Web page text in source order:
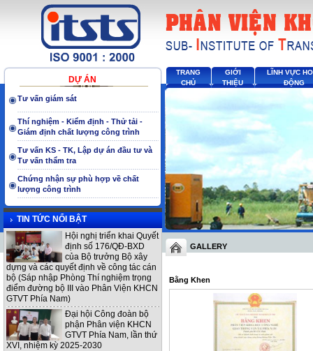
DỰ ÁN
Tư vấn giám sát
Thí nghiệm - Kiểm định - Thử tải -
Giám định chất lượng công trình
Tư vấn KS - TK, Lập dự án đầu tư và
Tư vấn thẩm tra
Chứng nhận sự phù hợp về chất
lượng công trình
TIN TỨC NỔI BẬT
Hội nghị triển khai Quyết
định số 176/QĐ-BXD
của Bộ trưởng Bộ xây
dựng và các quyết định về công tác cán
bộ (Sáp nhập Phòng Thí nghiệm trọng
điểm đường bộ III vào Phân Viện KHCN
GTVT Phía Nam)
Đại hội Công đoàn bộ
phận Phân viện KHCN
GTVT Phía Nam, lần thứ
XVI, nhiệm kỳ 2025-2030
TRANG
CHỦ
GIỚI
THIỆU
LĨNH VỰC
ĐỘNG
GALLERY
Bằng Khen